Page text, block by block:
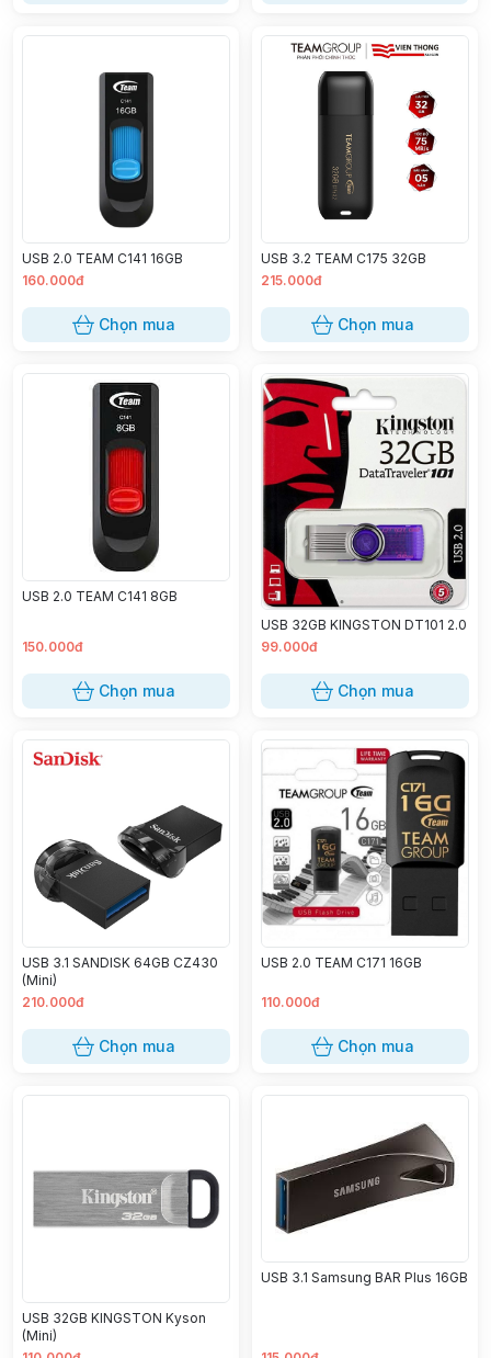
USB 2.0 TEAM C141 16GB
160.000đ
Chọn mua
USB 3.2 TEAM C175 32GB
215.000đ
Chọn mua
USB 2.0 TEAM C141 8GB
150.000đ
Chọn mua
USB 32GB KINGSTON DT101 2.0
99.000đ
Chọn mua
USB 3.1 SANDISK 64GB CZ430
(Mini)
210.000đ
Chọn mua
USB 2.0 TEAM C171 16GB
110.000đ
Chọn mua
USB 32GB KINGSTON Kyson
(Mini)
USB 3.1 Samsung BAR Plus 16GB